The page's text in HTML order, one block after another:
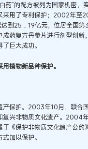
药”的配方被列为国家机密
采用了专利保护；2002年至
到25．19亿元，位居全国
药复方丹参片进行剂型创
巨大成功。
植物新品种保护。
保护。2003年10月，联合
复兴非物质文化遗产。2004
《保护非物质文化遗产公
加以保护。